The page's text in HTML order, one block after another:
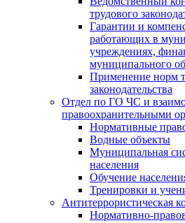
трудового
Гарантии и
работающих в
учреждениях,
муниципального
Применение норм
законодательства
Отдел по ГО ЧС и
правоохранительными
Нормативные
Водные объекты
Муниципальная
населения
Обучение
Тренировки и
Антитеррористическая
Нормативно-